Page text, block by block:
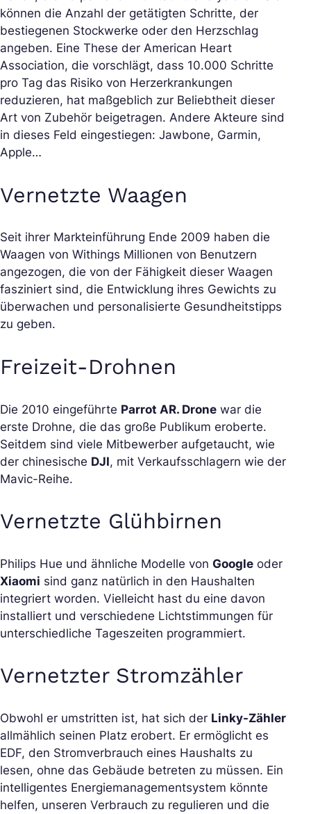
können die Anzahl der getätigten Schritte, der
bestiegenen Stockwerke oder den Herzschlag
angeben. Eine These der American Heart
Association, die vorschlägt, dass 10.000 Schritte
pro Tag das Risiko von Herzerkrankungen
reduzieren, hat maßgeblich zur Beliebtheit dieser
Art von Zubehör beigetragen. Andere Akteure sind
in dieses Feld eingestiegen: Jawbone, Garmin,
Apple…
Vernetzte Waagen
Seit ihrer Markteinführung Ende 2009 haben die
Waagen von Withings Millionen von Benutzern
angezogen, die von der Fähigkeit dieser Waagen
fasziniert sind, die Entwicklung ihres Gewichts zu
überwachen und personalisierte Gesundheitstipps
zu geben.
Freizeit-Drohnen
Die 2010 eingeführte Parrot AR. Drone war die
erste Drohne, die das große Publikum eroberte.
Seitdem sind viele Mitbewerber aufgetaucht, wie
der chinesische DJI, mit Verkaufsschlagern wie der
Mavic-Reihe.
Vernetzte Glühbirnen
Philips Hue und ähnliche Modelle von Google oder
Xiaomi sind ganz natürlich in den Haushalten
integriert worden. Vielleicht hast du eine davon
installiert und verschiedene Lichtstimmungen für
unterschiedliche Tageszeiten programmiert.
Vernetzter Stromzähler
Obwohl er umstritten ist, hat sich der Linky-Zähler
allmählich seinen Platz erobert. Er ermöglicht es
EDF, den Stromverbrauch eines Haushalts zu
lesen, ohne das Gebäude betreten zu müssen. Ein
intelligentes Energiemanagementsystem könnte
helfen, unseren Verbrauch zu regulieren und die